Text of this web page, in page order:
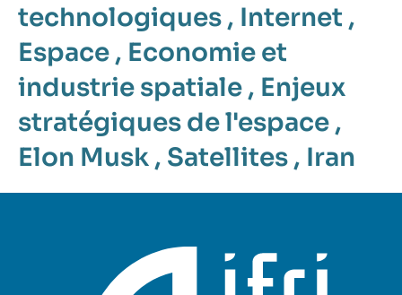
technologiques , Internet ,
Espace , Economie et
industrie spatiale , Enjeux
stratégiques de l'espace ,
Elon Musk , Satellites , Iran